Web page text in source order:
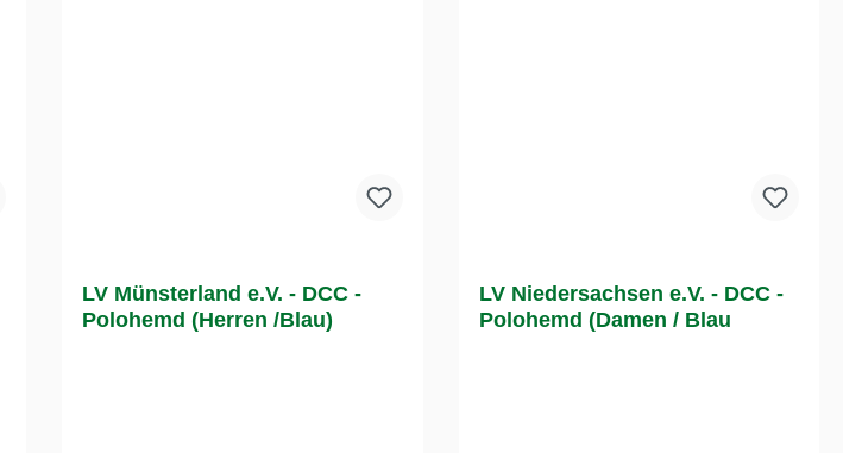
LV Münsterland e.V. - DCC -
Polohemd (Herren /Blau)
LV Niedersachsen e.V. - DCC -
Polohemd (Damen / Blau